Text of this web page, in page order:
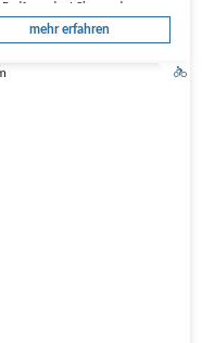
mehr erfahren